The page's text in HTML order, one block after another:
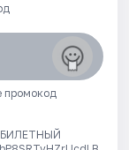
промокод